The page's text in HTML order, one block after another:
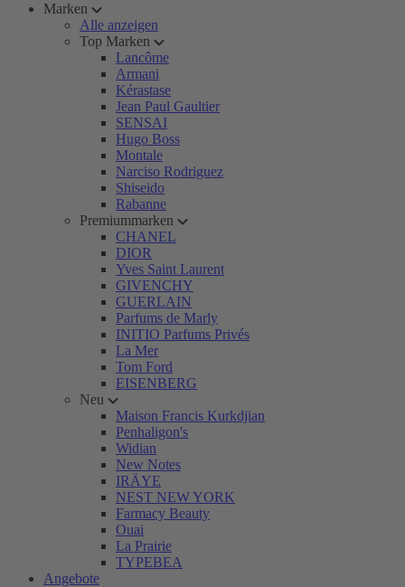
Marken
Alle anzeigen
Top Marken
Lancôme
Armani
Kérastase
Jean Paul Gaultier
SENSAI
Hugo Boss
Montale
Narciso Rodriguez
Shiseido
Rabanne
Premiummarken
CHANEL
DIOR
Yves Saint Laurent
GIVENCHY
GUERLAIN
Parfums de Marly
INITIO Parfums Privés
La Mer
Tom Ford
EISENBERG
Neu
Maison Francis Kurkdjian
Penhaligon's
Widian
New Notes
IRÄYE
NEST NEW YORK
Farmacy Beauty
Ouai
La Prairie
TYPEBEA
Angebote